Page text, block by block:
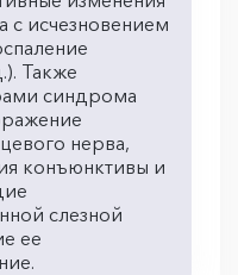
с исчезновением
Также
синдрома
нерва,
конъюнктивы и
слезной
ее